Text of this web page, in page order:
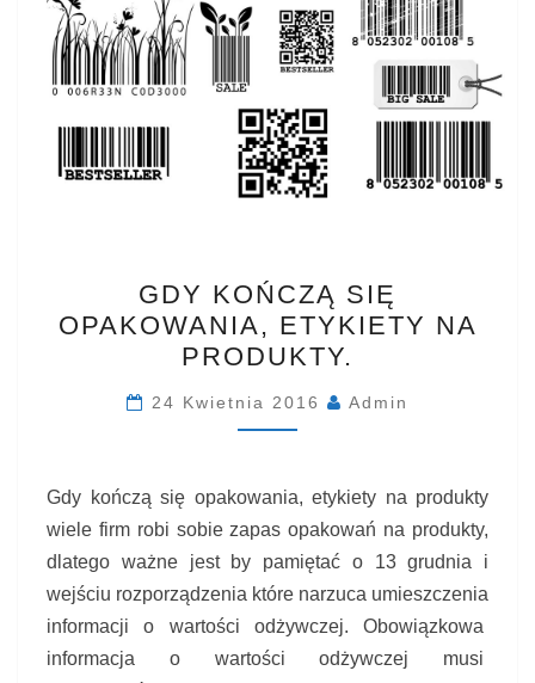
KOŃCZĄ
SIĘ
OPAKOWANIA,
ETYKIETY
NA
GDY KOŃCZĄ SIĘ
OPAKOWANIA, ETYKIETY NA
PRODUKTY.
24 Kwietnia 2016 Admin
Gdy kończą się opakowania, etykiety na produkty
wiele firm robi sobie zapas opakowań na produkty,
dlatego ważne jest by pamiętać o 13 grudnia i
wejściu rozporządzenia które narzuca umieszczenia
informacji o wartości odżywczej. Obowiązkowa
informacja o wartości odżywczej musi